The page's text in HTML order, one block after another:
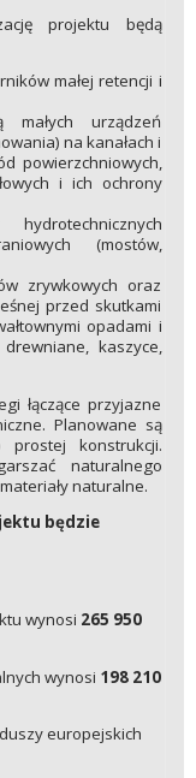
projektu będą
małej retencji i
małych urządzeń
na kanałach i
powierzchniowych,
i ich ochrony
(mostów,
zrywkowych oraz
przed skutkami
opadami i
drewniane, kaszyce,
łączące przyjazne
Planowane są
prostej konstrukcji.
naturalnego
naturalne.
będzie
wynosi 265 950
wynosi 198 210
europejskich